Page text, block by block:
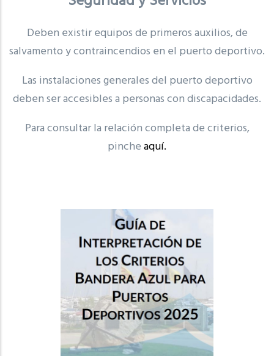
Deben existir equipos de primeros auxilios, de
salvamento y contraincendios en el puerto deportivo.
Las instalaciones generales del puerto deportivo
deben ser accesibles a personas con discapacidades.
Para consultar la relación completa de criterios,
pincheaquí.